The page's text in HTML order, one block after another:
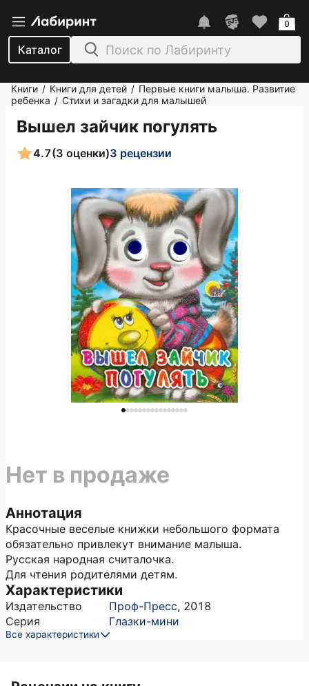
Каталог
0
Книги / Книги для детей / Первые книги малыша. Развитие
ребенка / Стихи и загадки для малышей
Вышел зайчик погулять
4.7(3 оценки)3 рецензии
Аннотация
Красочные веселые книжки небольшого формата
обязательно привлекут внимание малыша.
Русская народная считалочка.
Для чтения родителями детям.
Характеристики
Издательство Проф-Пресс, 2018
Серия
Глазки-мини
Все характеристики
Нет в продаже